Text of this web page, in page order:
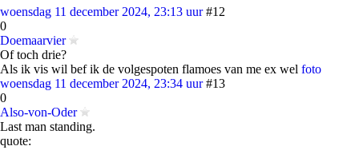
woensdag 11 december 2024, 23:13 uur #12
0
Doemaarvier
Of toch drie?
Als ik vis wil bef ik de volgespoten flamoes van me ex wel foto
woensdag 11 december 2024, 23:34 uur #13
0
Also-von-Oder
Last man standing.
quote: